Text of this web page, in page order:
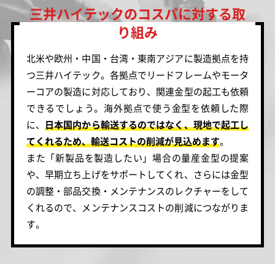
三井ハイテックのコスパに対する取
り組み
北米や欧州・中国・台湾・東南アジアに製造拠点を持
つ三井ハイテック。各拠点でリードフレームやモータ
ーコアの製造に対応しており、関連金型の起工も依頼
できるでしょう。海外拠点で使う金型を依頼した際
に、日本国内から輸送するのではなく、現地で起工し
てくれるため、輸送コストの削減が見込めます。
また「新製品を製造したい」場合の量産金型の提案
や、早期立ち上げをサポートしてくれ、さらには金型
の調整・部品交換・メンテナンスのレクチャーをして
くれるので、メンテナンスコストの削減につながりま
す。